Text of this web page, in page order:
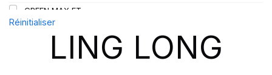
GREEN MAX ET
GREEN MAX HP 010
GREEN MAX HP010
GREEN MAX VAN
Réinitialiser
LING LONG